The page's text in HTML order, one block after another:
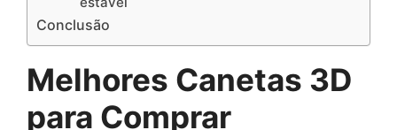
Conclusão
Melhores Canetas 3D
para Comprar